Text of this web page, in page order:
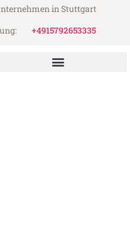
in Stuttgart
+4915792653335